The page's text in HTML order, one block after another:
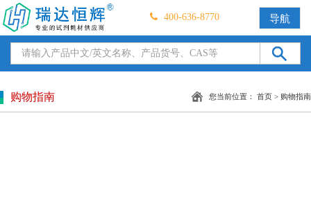
400-636-8770 导航
购物指南 您当前位置： 首页 > 购物指南